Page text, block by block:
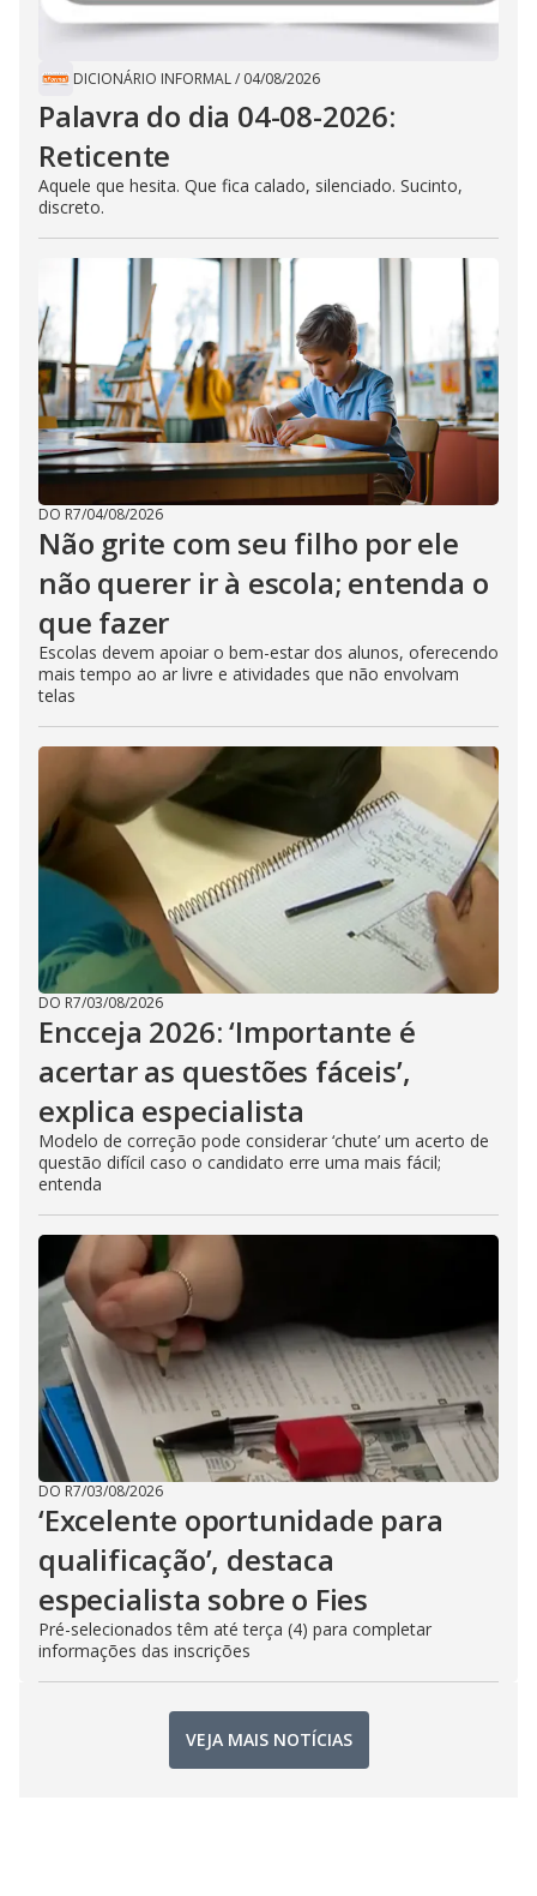
DICIONÁRIO INFORMAL/ 04/08/2026
Palavra do dia 04-08-2026:
Reticente
Aquele que hesita. Que fica calado, silenciado. Sucinto,
discreto.
DO R7/04/08/2026
Não grite com seu filho por ele
não querer ir à escola; entenda o
que fazer
Escolas devem apoiar o bem-estar dos alunos, oferecendo
mais tempo ao ar livre e atividades que não envolvam
telas
DO R7/03/08/2026
Encceja 2026: ‘Importante é
acertar as questões fáceis’,
explica especialista
Modelo de correção pode considerar ‘chute’ um acerto de
questão difícil caso o candidato erre uma mais fácil;
entenda
DO R7/03/08/2026
‘Excelente oportunidade para
qualificação’, destaca
especialista sobre o Fies
Pré-selecionados têm até terça (4) para completar
informações das inscrições
VEJA MAIS NOTÍCIAS